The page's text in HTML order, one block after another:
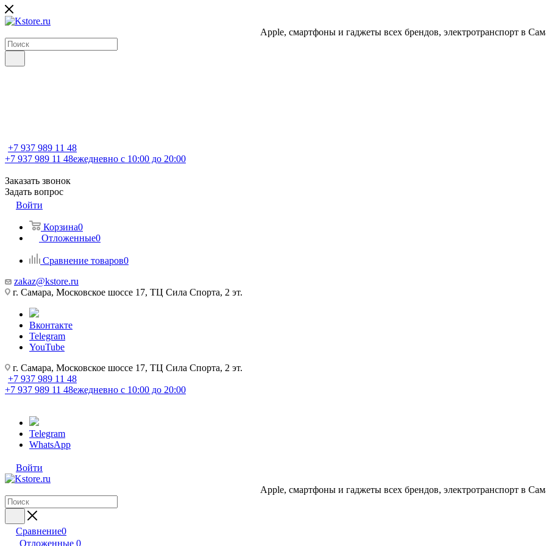
Apple, cмартфоны и гаджеты всех брендов, электротранспорт в
+7 937 989 11 48
+7 937 989 11 48ежедневно с 10:00 до 20:00
Заказать звонок
Задать вопрос
Войти
Корзина0
Отложенные0
Сравнение товаров0
zakaz@kstore.ru
г. Самара, Московское шоссе 17, ТЦ Сила Спорта, 2 эт.
Вконтакте
Telegram
YouTube
г. Самара, Московское шоссе 17, ТЦ Сила Спорта, 2 эт.
+7 937 989 11 48
+7 937 989 11 48ежедневно с 10:00 до 20:00
Telegram
WhatsApp
Войти
Apple, cмартфоны и гаджеты всех брендов, электротранспорт в
Сравнение0
Отложенные 0